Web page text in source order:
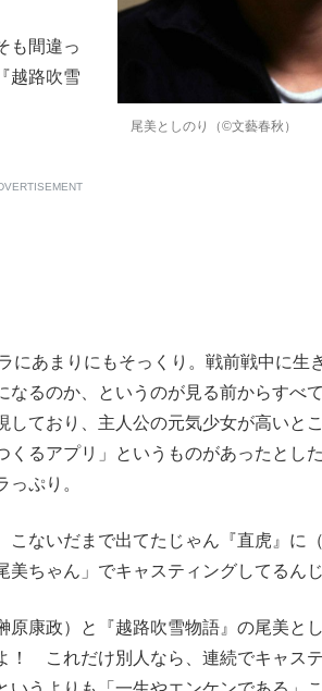
尾美としのり（©文藝春秋）
も間違っ
越路吹雪
あまりにもそっくり。戦前戦中に生
るのか、というのが見る前からすべて
ており、主人公の元気少女が高いと
るアプリ」というものがあったとし
ぷり。
ないだまで出てたじゃん『直虎』に
ゃん」でキャスティングしてるんじ
康政）と『越路吹雪物語』の尾美と
！ これだけ別人なら、連続でキャス